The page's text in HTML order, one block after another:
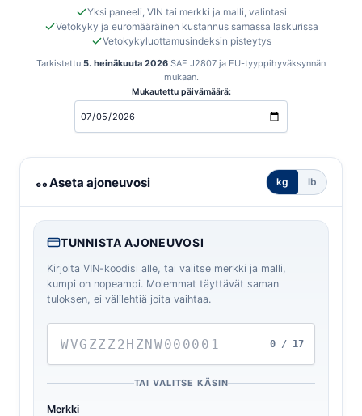
Yksi paneeli, VIN tai merkki ja malli, valintasi
Vetokyky ja euromääräinen kustannus samassa laskurissa
Vetokykyluottamusindeksin pisteytys
Tarkistettu 5. heinäkuuta 2026 SAE J2807 ja EU-tyyppihyväksynnän
mukaan.
Mukautettu päivämäärä:
Suomen vetokyky- ja kustannuslaskuri
Aseta ajoneuvosi kg lb
TUNNISTA AJONEUVOSI
Kirjoita VIN-koodisi alle, tai valitse merkki ja malli,
kumpi on nopeampi. Molemmat täyttävät saman
tuloksen, ei välilehtiä joita vaihtaa.
0 / 17
TAI VALITSE KÄSIN
Merkki